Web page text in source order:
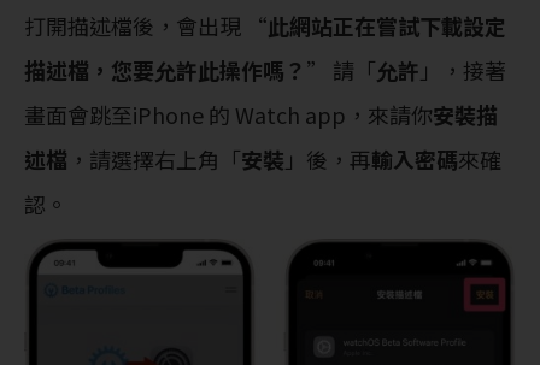
打開描述檔後，會出現 “此網站正在嘗試下載設定
描述檔，您要允許此操作嗎？ ” 請「允許 」，接著
畫面會跳至iPhone 的 Watch app，來請你安裝描
述檔 ，請選擇右上角「安裝 」後，再輸入密碼來確
認。